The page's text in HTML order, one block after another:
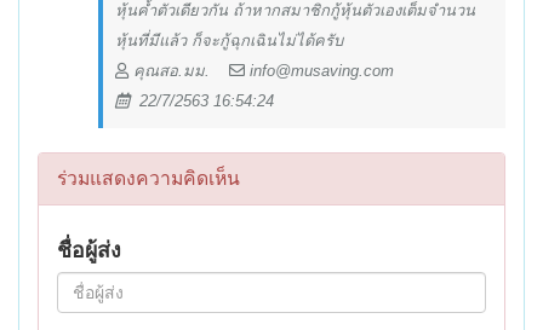
หุ้นค้ำตัวเดียวกัน ถ้าหากสมาชิกกู้หุ้นตัวเองเต็มจำนวน
หุ้นที่มีแล้ว ก็จะกู้ฉุกเฉินไม่ได้ครับ
คุณสอ.มม.
info@musaving.com
22/7/2563 16:54:24
ร่วมแสดงความคิดเห็น
ชื่อผู้ส่ง